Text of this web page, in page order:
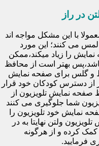
در راز
با این مشکل مواجه اند
می کنند؛ این مورد
را زیاد میکند،ممکن
بهتر است از محافظ
و گلس برای صفحه نمایش
از دسترس کودکان خود قرار
صفحه نمایش تلویزیون از
شما جلوگیری می کنند
نمایش خود تلویزیون را
ولتن نهایتا به در
کرده و از هرگونه
فرمایید.